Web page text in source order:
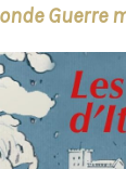
Guerre